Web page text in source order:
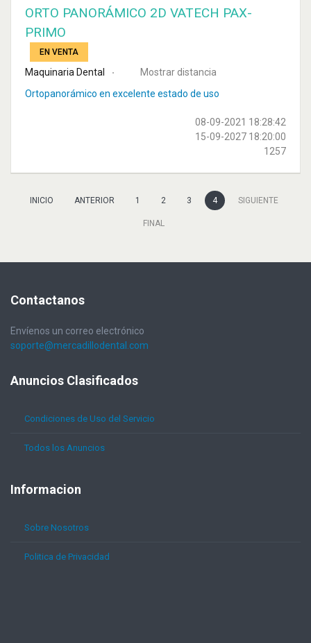
ORTO PANORÁMICO 2D VATECH PAX-
PRIMO
EN VENTA
Maquinaria Dental
Mostrar distancia
Ortopanorámico en excelente estado de uso
08-09-2021 18:28:42
15-09-2027 18:20:00
1257
INICIO ANTERIOR 1 2 3 4 SIGUIENTE
FINAL
Contactanos
Envíenos un correo electrónico
soporte@mercadillodental.com
Anuncios Clasificados
Condiciones de Uso del Servicio
Todos los Anuncios
Informacion
Sobre Nosotros
Politica de Privacidad